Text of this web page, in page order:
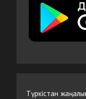
Түркістан